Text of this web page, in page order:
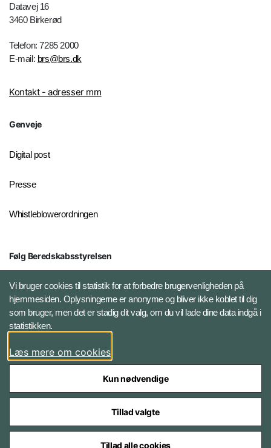
Datavej 16
3460 Birkerød
Telefon: 7285 2000
E-mail: brs@brs.dk
Kontakt - adresser mm
Genveje
Digital post
Presse
Whistleblowerordningen
Følg Beredskabsstyrelsen
X BRSdk
LinkedIn BRS-profil
Vi bruger cookies til statistik for at forbedre brugervenligheden på
hjemmesiden. Oplysningerne er anonyme og bliver ikke koblet til dig
som bruger, men det er stadig dit valg, om du vil lade dine data indgå i
statistikken.
Læs mere om cookies
Kun nødvendige
Tillad valgte
Tillad alle cookies